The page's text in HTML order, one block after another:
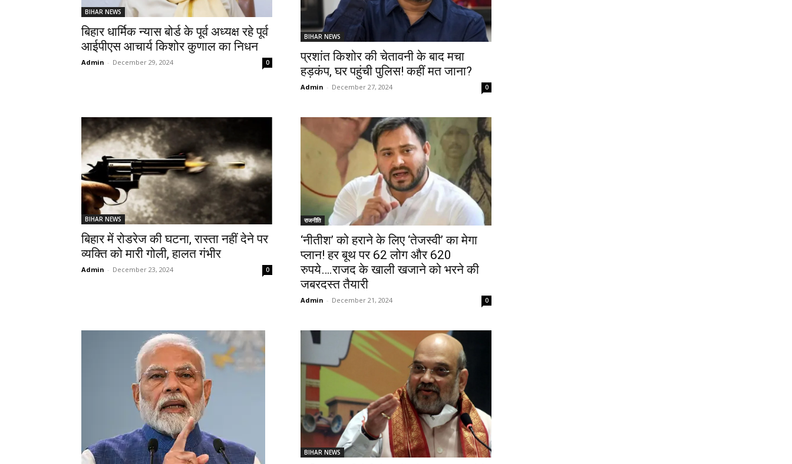
BIHAR NEWS
बिहार धार्मिक न्यास बोर्ड के पूर्व अध्यक्ष रहे पूर्व
आईपीएस आचार्य किशोर कुणाल का निधन
Admin - December 29, 2024 0
BIHAR NEWS
प्रशांत किशोर की चेतावनी के बाद मचा
हड़कंप, घर पहुंची पुलिस! कहीं मत जाना?
Admin - December 27, 2024 0
BIHAR NEWS
बिहार में रोडरेज की घटना, रास्ता नहीं देने पर
व्यक्ति को मारी गोली, हालत गंभीर
Admin - December 23, 2024 0
राजनीति
‘नीतीश’ को हराने के लिए ‘तेजस्वी’ का मेगा
प्लान! हर बूथ पर 62 लोग और 620
रुपये….राजद के खाली खजाने को भरने की
जबरदस्त तैयारी
Admin - December 21, 2024 0
BIHAR NEWS